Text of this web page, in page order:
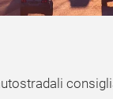
consigliate